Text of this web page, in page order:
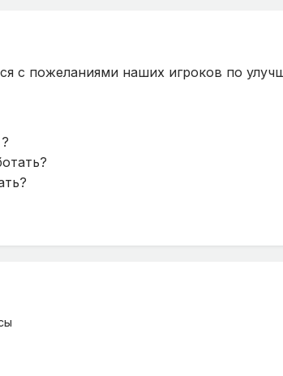
с пожеланиями наших игроков по